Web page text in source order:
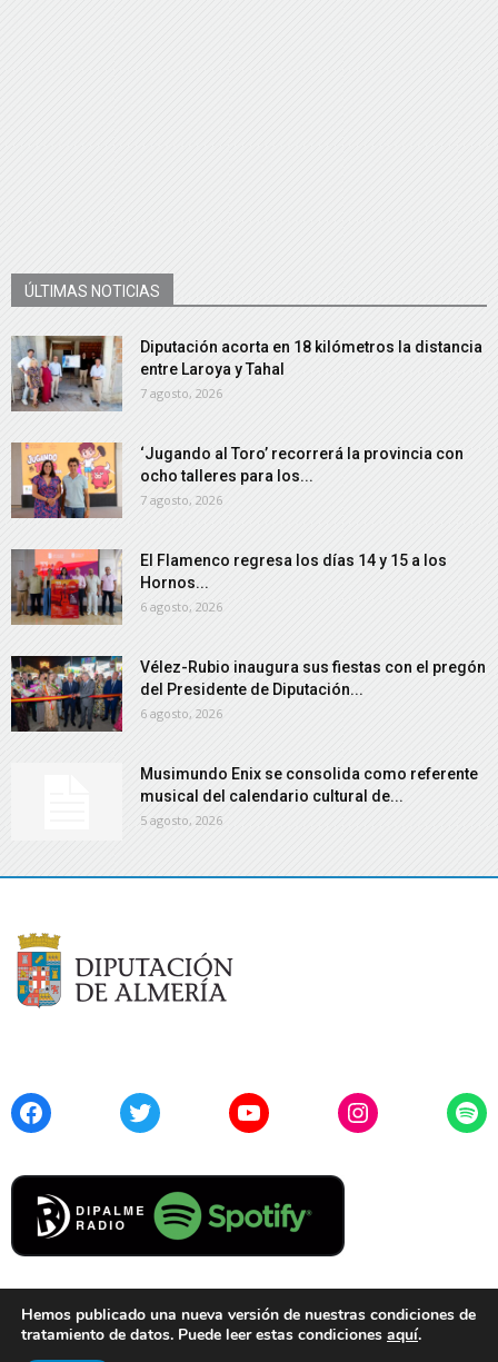
ÚLTIMAS NOTICIAS
Diputación acorta en 18 kilómetros la distancia
entre Laroya y Tahal
7 agosto, 2026
‘Jugando al Toro’ recorrerá la provincia con
ocho talleres para los...
7 agosto, 2026
El Flamenco regresa los días 14 y 15 a los
Hornos...
6 agosto, 2026
Vélez-Rubio inaugura sus fiestas con el pregón
del Presidente de Diputación...
6 agosto, 2026
Musimundo Enix se consolida como referente
musical del calendario cultural de...
5 agosto, 2026
FacebookTwitter YouTubeInstagram
Cookies
Hemos publicado una nueva versión de nuestras condiciones de
tratamiento de datos. Puede leer estas condiciones aquí.